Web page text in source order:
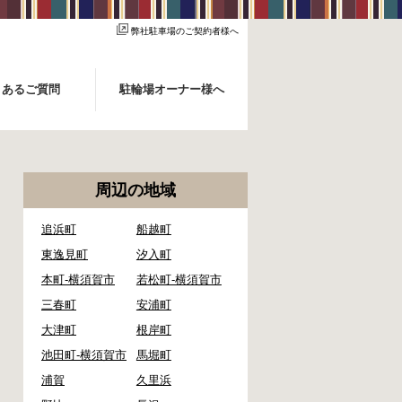
弊社駐車場のご契約者様へ
るご質問 駐輪場オーナー様へ
周辺の地域
追浜町
船越町
東逸見町
汐入町
本町-横須賀市
若松町-横須賀市
三春町
安浦町
大津町
根岸町
池田町-横須賀市
馬堀町
浦賀
久里浜